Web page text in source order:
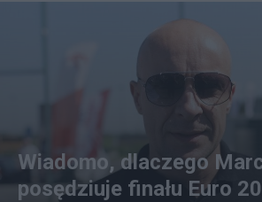
Wiadomo, dlaczego
posędziuje finału Euro